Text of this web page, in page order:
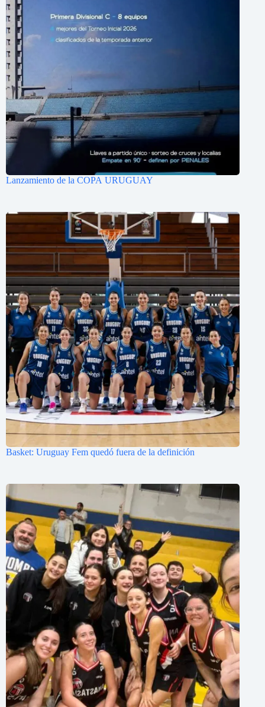
Lanzamiento de la COPA URUGUAY
Basket: Uruguay Fem quedó fuera de la definición